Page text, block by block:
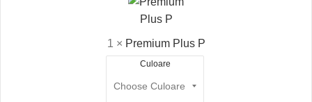
1 × Premium Plus P
Culoare